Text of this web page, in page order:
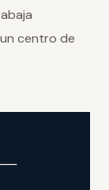
centro de
—